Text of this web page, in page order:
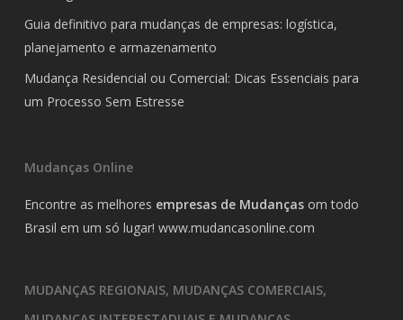
Guia definitivo para mudanças de empresas: logística,
planejamento e armazenamento
Mudança Residencial ou Comercial: Dicas Essenciais para
um Processo Sem Estresse
Mudanças Online
Encontre as melhores empresas de Mudançasom todo
Brasil em um só lugar! www.mudancasonline.com
MUDANÇAS REGIONAIS, MUDANÇAS COMERCIAIS,